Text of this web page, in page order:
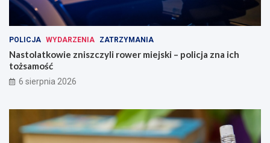
POLICJA WYDARZENIA ZATRZYMANIA
Nastolatkowie zniszczyli rower miejski – policja zna ich
tożsamość
6 sierpnia 2026